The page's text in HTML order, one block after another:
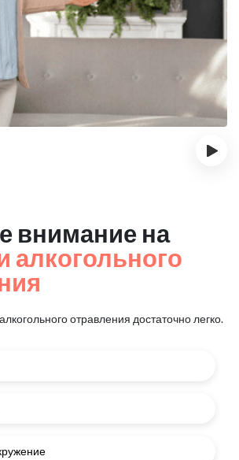
›
внимание на
алкогольного
отравления достаточно легко.